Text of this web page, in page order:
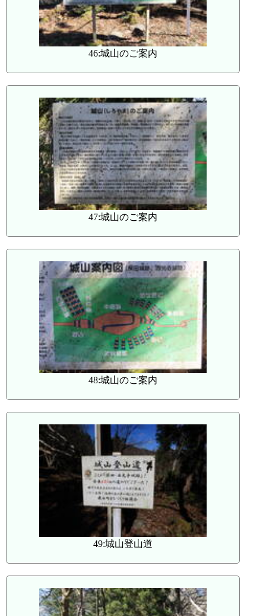
46:城山のご案内
47:城山のご案内
48:城山のご案内
49:城山登山道